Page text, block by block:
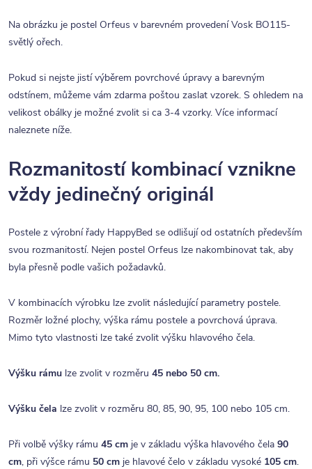
Na obrázku je postel Orfeus v barevném provedení Vosk BO115-
světlý ořech.
Pokud si nejste jistí výběrem povrchové úpravy a barevným
odstínem, můžeme vám zdarma poštou zaslat vzorek. S ohledem na
velikost obálky je možné zvolit si ca 3-4 vzorky. Více informací
naleznete níže.
Rozmanitostí kombinací vznikne
vždy jedinečný originál
Postele z výrobní řady HappyBed se odlišují od ostatních především
svou rozmanitostí. Nejen postel Orfeus lze nakombinovat tak, aby
byla přesně podle vašich požadavků.
V kombinacích výrobku lze zvolit následující parametry postele.
Rozměr ložné plochy, výška rámu postele a povrchová úprava.
Mimo tyto vlastnosti lze také zvolit výšku hlavového čela.
Výšku rámu lze zvolit v rozměru 45 nebo 50 cm.
Výšku čela lze zvolit v rozměru 80, 85, 90, 95, 100 nebo 105 cm.
Při volbě výšky rámu 45 cm je v základu výška hlavového čela 90
cm, při výšce rámu 50 cm je hlavové čelo v základu vysoké 105 cm.